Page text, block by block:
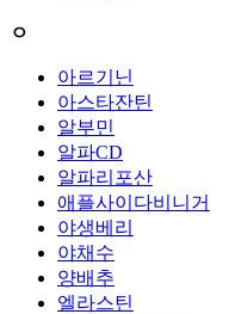
ㅇ
아르기닌
아스타잔틴
알부민
알파CD
알파리포산
애플사이다비니거
야생베리
야채수
양배추
엘라스틴